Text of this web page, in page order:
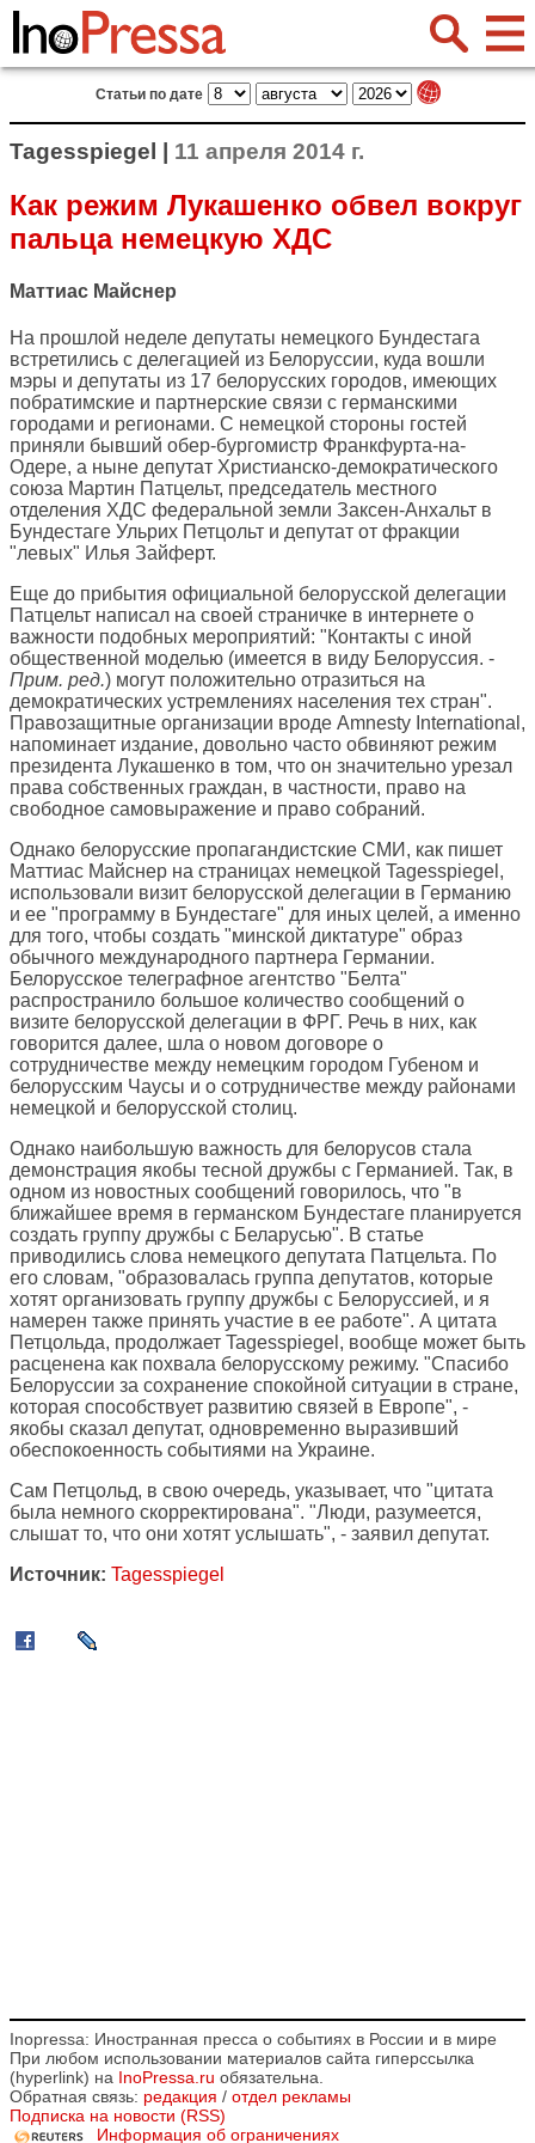
Статьи по дате
Tagesspiegel | 11 апреля 2014 г.
Как режим Лукашенко обвел вокруг
пальца немецкую ХДС
Маттиас Майснер
На прошлой неделе депутаты немецкого Бундестага
встретились с делегацией из Белоруссии, куда вошли
мэры и депутаты из 17 белорусских городов, имеющих
побратимские и партнерские связи с германскими
городами и регионами. С немецкой стороны гостей
приняли бывший обер-бургомистр Франкфурта-на-
Одере, а ныне депутат Христианско-демократического
союза Мартин Патцельт, председатель местного
отделения ХДС федеральной земли Заксен-Анхальт в
Бундестаге Ульрих Петцольт и депутат от фракции
"левых" Илья Зайферт.
Еще до прибытия официальной белорусской делегации
Патцельт написал на своей страничке в интернете о
важности подобных мероприятий: "Контакты с иной
общественной моделью (имеется в виду Белоруссия. -
Прим. ред.) могут положительно отразиться на
демократических устремлениях населения тех стран".
Правозащитные организации вроде Amnesty International,
напоминает издание, довольно часто обвиняют режим
президента Лукашенко в том, что он значительно урезал
права собственных граждан, в частности, право на
свободное самовыражение и право собраний.
Однако белорусские пропагандистские СМИ, как пишет
Маттиас Майснер на страницах немецкой Tagesspiegel ,
использовали визит белорусской делегации в Германию
и ее "программу в Бундестаге" для иных целей, а именно
для того, чтобы создать "минской диктатуре" образ
обычного международного партнера Германии.
Белорусское телеграфное агентство "Белта"
распространило большое количество сообщений о
визите белорусской делегации в ФРГ. Речь в них, как
говорится далее, шла о новом договоре о
сотрудничестве между немецким городом Губеном и
белорусским Чаусы и о сотрудничестве между районами
немецкой и белорусской столиц.
Однако наибольшую важность для белорусов стала
демонстрация якобы тесной дружбы с Германией. Так, в
одном из новостных сообщений говорилось, что "в
ближайшее время в германском Бундестаге планируется
создать группу дружбы с Беларусью". В статье
приводились слова немецкого депутата Патцельта. По
его словам, "образовалась группа депутатов, которые
хотят организовать группу дружбы с Белоруссией, и я
намерен также принять участие в ее работе". А цитата
Петцольда, продолжает Tagesspiegel, вообще может быть
расценена как похвала белорусскому режиму. "Спасибо
Белоруссии за сохранение спокойной ситуации в стране,
которая способствует развитию связей в Европе", -
якобы сказал депутат, одновременно выразивший
обеспокоенность событиями на Украине.
Сам Петцольд, в свою очередь, указывает, что "цитата
была немного скорректирована". "Люди, разумеется,
слышат то, что они хотят услышать", - заявил депутат.
Источник: Tagesspiegel
Inopressa: Иностранная пресса о событиях в России и в мире
При любом использовании материалов сайта гиперссылка
(hyperlink) на InoPressa.ru обязательна.
Обратная связь: редакция / отдел рекламы
Подписка на новости (RSS)
Информация об ограничениях